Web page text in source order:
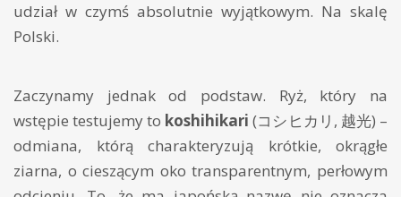
udział w czymś absolutnie wyjątkowym. Na skalę
Polski.
Zaczynamy jednak od podstaw. Ryż, który na
wstępie testujemy to koshihikari (コシヒカリ, 越光) –
odmiana, którą charakteryzują krótkie, okrągłe
ziarna, o cieszącym oko transparentnym, perłowym